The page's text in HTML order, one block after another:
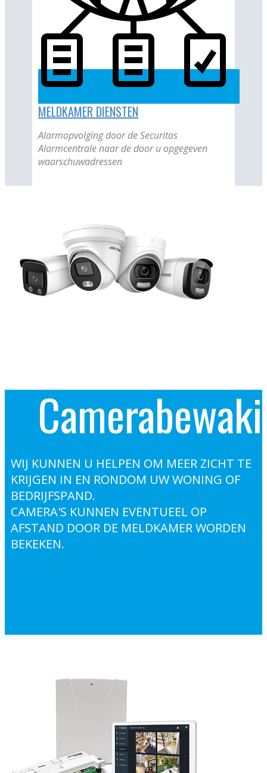
MELDKAMER DIENSTEN
Alarmopvolging door de Securitas
Alarmcentrale naar de door u opgegeven
waarschuwadressen
WIJ KUNNEN U HELPEN OM MEER ZICHT TE
KRIJGEN IN EN RONDOM UW WONING OF
BEDRIJFSPAND.
CAMERA'S KUNNEN EVENTUEEL OP
AFSTAND DOOR DE MELDKAMER WORDEN
BEKEKEN.